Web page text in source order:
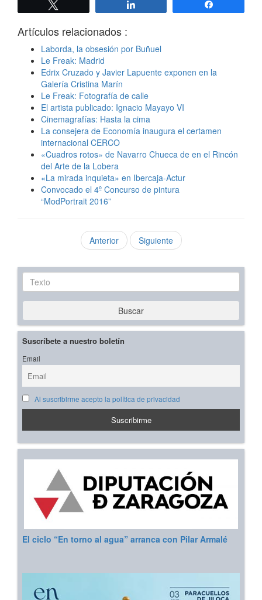
Artículos relacionados :
Laborda, la obsesión por Buñuel
Le Freak: Madrid
Edrix Cruzado y Javier Lapuente exponen en la
Galería Cristina Marín
Le Freak: Fotografía de calle
El artista publicado: Ignacio Mayayo VI
Cinemagrafías: Hasta la cima
La consejera de Economía inaugura el certamen
internacional CERCO
«Cuadros rotos» de Navarro Chueca de en el Rincón
del Arte de la Lobera
«La mirada inquieta» en Ibercaja-Actur
Convocado el 4º Concurso de pintura
“ModPortrait 2016”
Anterior Siguiente
Texto
Buscar
Suscríbete a nuestro boletín
Email
Al suscribirme acepto la política de privacidad
El ciclo “En torno al agua” arranca con Pilar Armalé